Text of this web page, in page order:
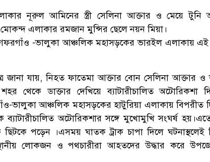
নূরুল আমিনের স্ত্রী সেলিনা আক্তার ও মেয়ে টুনি
এলাকার রমজান মুন্সির ছেলে নয়ন মিয়া।
-ভালুকা আঞ্চলিক মহাসড়কের ভারইল এলাকায় এই
জানা যায়, নিহত ফাতেমা আক্তার বোন সেলিনা আক্তার ও
থেকে ডাক্তার দেখিয়ে ব্যাটারীচালিত অটোরিকশা
ভালুকা আঞ্চলিক মহাসড়কের হাটুরিয়া এলাকায় বিপরীত
ব্যাটারীচালিত অটোরিকশার সঙ্গে মুখোমুখি সংঘর্ষ
পড়েন ।এসময় ঘাতক ট্রাক চাপা দিলে ঘটনাস্থলেই
লোকজন ও পথচারীরা আহতদের উদ্ধার করে